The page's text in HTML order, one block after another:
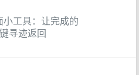
工具：让完成的
寻迹返回